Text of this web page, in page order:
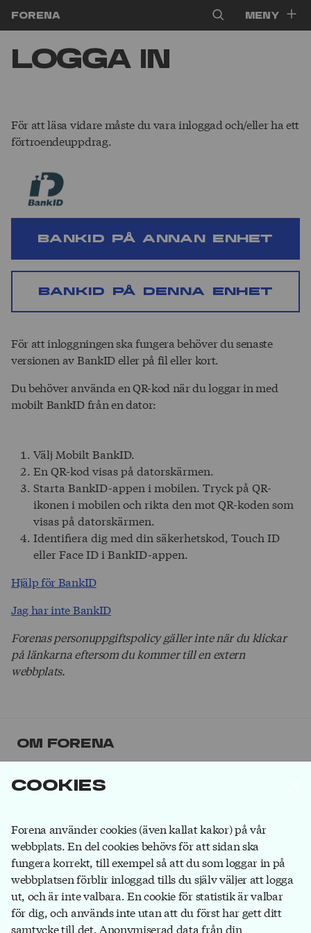
Cookies
Forena använder cookies (även kallat kakor) på vår
webbplats. En del cookies behövs för att sidan ska
fungera korrekt, till exempel så att du som loggar in på
webbplatsen förblir inloggad tills du själv väljer att logga
ut, och är inte valbara. En cookie för statistik är valbar
för dig, och används inte utan att du först har gett ditt
samtycke till det. Anonymiserad data från din
Forena Meny
Logga in
För att läsa vidare måste du vara inloggad och/eller ha ett
förtroendeuppdrag.
BankID på annan enhet
BankID på denna enhet
För att inloggningen ska fungera behöver du senaste
versionen av BankID eller på fil eller kort.
Du behöver använda en QR-kod när du loggar in med
mobilt BankID från en dator:
Välj Mobilt BankID.
En QR-kod visas på datorskärmen.
Starta BankID-appen i mobilen. Tryck på QR-
ikonen i mobilen och rikta den mot QR-koden som
visas på datorskärmen.
Identifiera dig med din säkerhetskod, Touch ID
eller Face ID i BankID-appen.
Hjälp för BankID
Jag har inte BankID
Forenas personuppgiftspolicy gäller inte när du klickar
på länkarna eftersom du kommer till en extern
webbplats.
Om Forena
Forena är det största facket inom
försäkringsbranschen. Våra medlemmar jobbar på
försäkringsbolag och hos försäkringsförmedlare.Bli
medlemdu också!
Forena
Box 1116